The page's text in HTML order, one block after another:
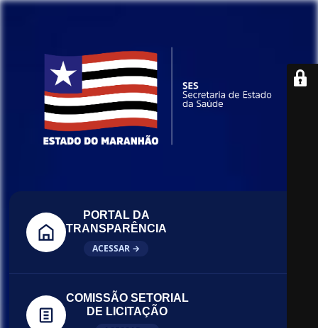
PORTAL DA
TRANSPARÊNCIA
ACESSAR →
COMISSÃO SETORIAL
DE LICITAÇÃO